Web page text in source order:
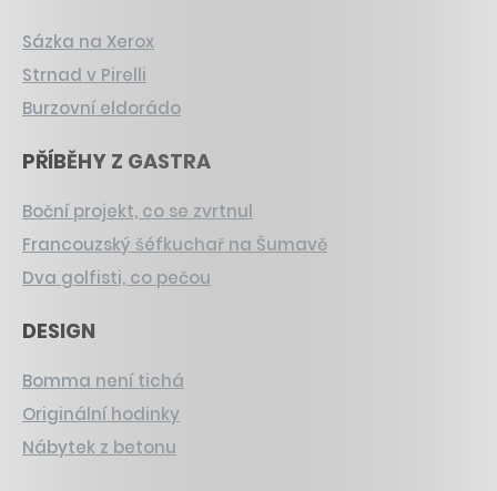
Sázka na Xerox
Strnad v Pirelli
Burzovní eldorádo
PŘÍBĚHY Z GASTRA
Boční projekt, co se zvrtnul
Francouzský šéfkuchař na Šumavě
Dva golfisti, co pečou
DESIGN
Bomma není tichá
Originální hodinky
Nábytek z betonu